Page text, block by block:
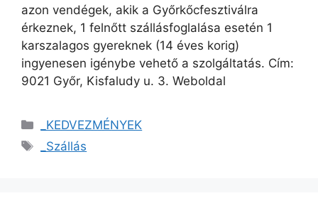
azon vendégek, akik a Győrkőcfesztiválra
érkeznek, 1 felnőtt szállásfoglalása esetén 1
karszalagos gyereknek (14 éves korig)
ingyenesen igénybe vehető a szolgáltatás. Cím:
9021 Győr, Kisfaludy u. 3. Weboldal
_KEDVEZMÉNYEK
_Szállás